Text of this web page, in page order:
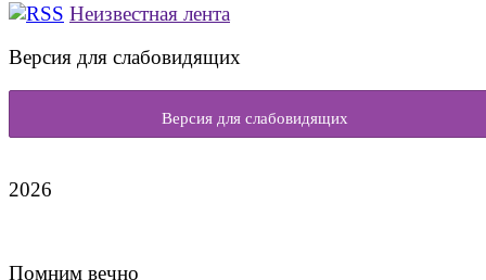
Неизвестная лента
Версия для слабовидящих
Версия для слабовидящих
2026
Помним вечно